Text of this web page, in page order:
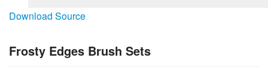
Download Source
Frosty Edges Brush Sets